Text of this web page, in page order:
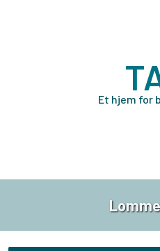
Et hjem for